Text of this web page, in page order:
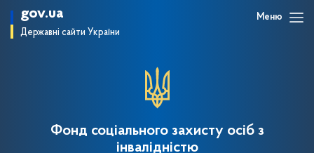
gov.ua
Державні сайти України
Меню
Фонд соціального захисту осіб з
інвалідністю